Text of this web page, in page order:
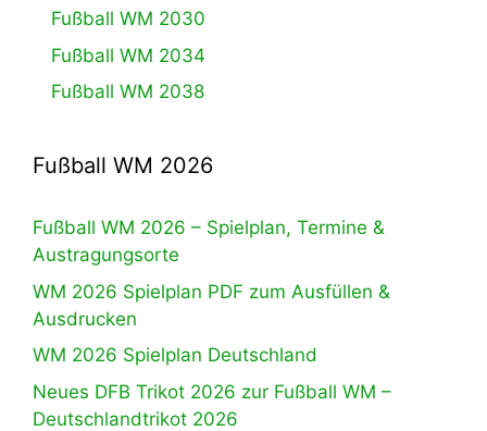
Fußball WM 2030
Fußball WM 2034
Fußball WM 2038
Fußball WM 2026
Fußball WM 2026 – Spielplan, Termine &
Austragungsorte
WM 2026 Spielplan PDF zum Ausfüllen &
Ausdrucken
WM 2026 Spielplan Deutschland
Neues DFB Trikot 2026 zur Fußball WM –
Deutschlandtrikot 2026